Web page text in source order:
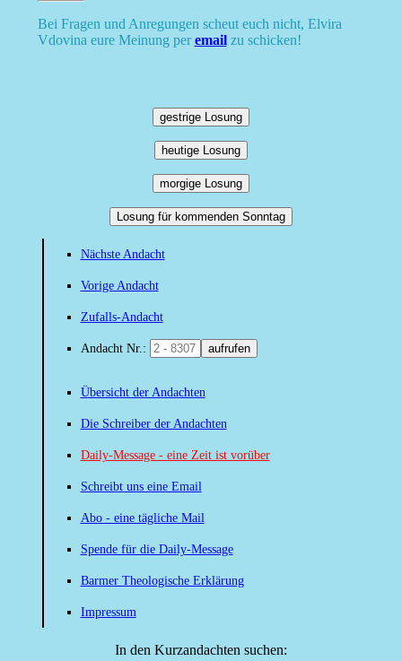
Bei Fragen und Anregungen scheut euch nicht, Elvira
Vdovina eure Meinung peremailzu schicken!
gestrige Losung
heutige Losung
morgige Losung
Losung für kommenden Sonntag
Nächste Andacht
Vorige Andacht
Zufalls-Andacht
Andacht Nr.: aufrufen
Übersicht der Andachten
Die Schreiber der Andachten
Daily-Message - eine Zeit ist vorüber
Schreibt uns eine Email
Abo - eine tägliche Mail
Spende für die Daily-Message
Barmer Theologische Erklärung
Impressum
In den Kurzandachten suchen: